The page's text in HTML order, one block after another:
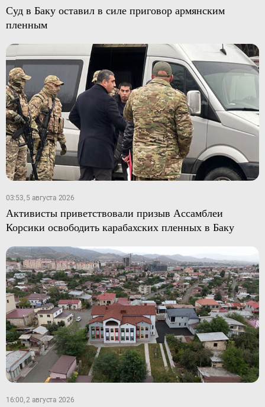
Суд в Баку оставил в силе приговор армянским
пленным
03:53, 5 августа 2026
Активисты приветствовали призыв Ассамблеи
Корсики освободить карабахских пленных в Баку
16:00, 2 августа 2026